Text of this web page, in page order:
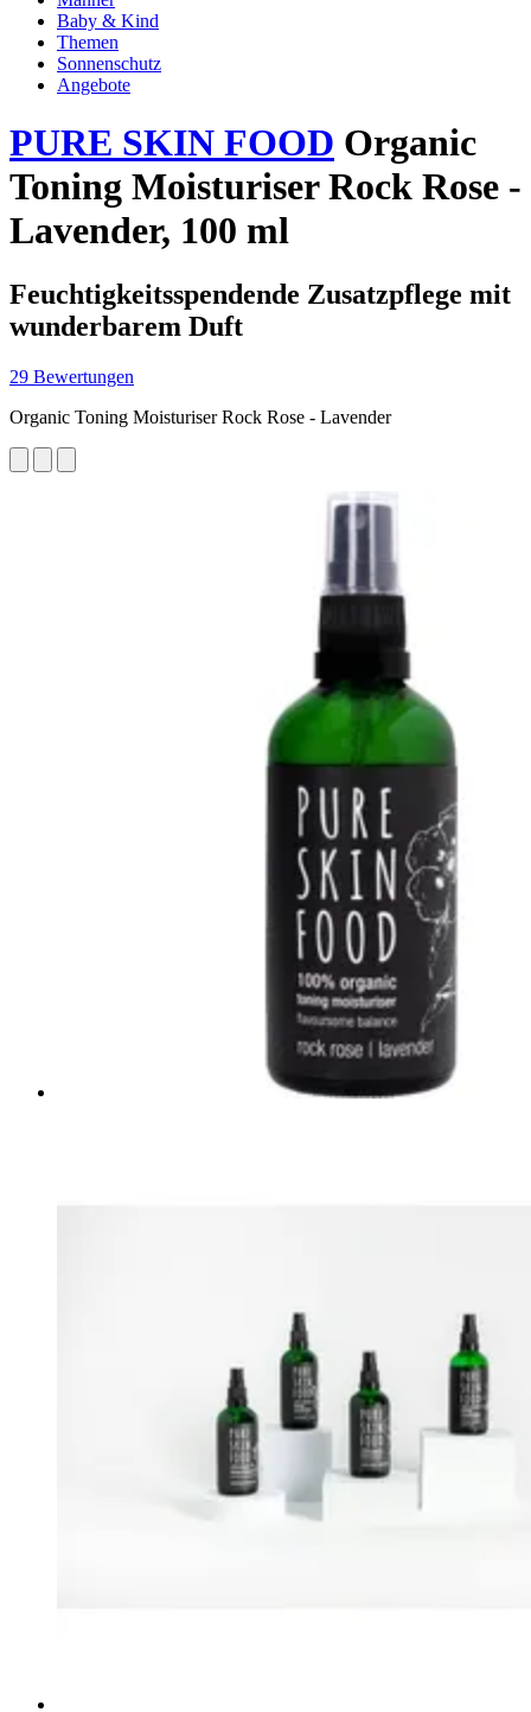
Baby & Kind
Themen
Sonnenschutz
Angebote
PURE SKIN FOOD Organic
Toning Moisturiser Rock Rose -
Lavender, 100 ml
Feuchtigkeitsspendende Zusatzpflege mit
wunderbarem Duft
29 Bewertungen
Organic Toning Moisturiser Rock Rose - Lavender